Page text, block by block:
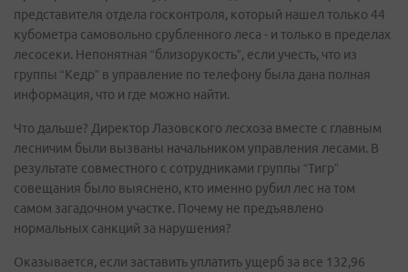
представителя отдела госконтроля, который нашел только 44
кубометра самовольно срубленного леса - и только в пределах
лесосеки. Непонятная “близорукость”, если учесть, что из
группы “Кедр” в управление по телефону была дана полная
информация, что и где можно найти.
Что дальше? Директор Лазовского лесхоза вместе с главным
лесничим были вызваны начальником управления лесами. В
результате совместного с сотрудниками группы “Тигр”
совещания было выяснено, кто именно рубил лес на том
самом загадочном участке. Почему не предъявлено
нормальных санкций за нарушения?
Оказывается, если заставить уплатить ущерб за все 132,96